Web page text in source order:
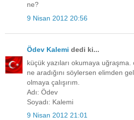
ne?
9 Nisan 2012 20:56
Ödev Kalemi dedi ki...
küçük yazıları okumaya
ne aradığını söylersen elimden
olmaya çalışırım.
Adı: Ödev
Soyadı: Kalemi
9 Nisan 2012 21:01